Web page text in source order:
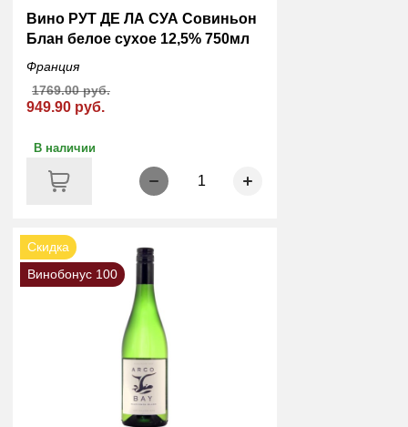
Вино РУТ ДЕ ЛА СУА Совиньон
Блан белое сухое 12,5% 750мл
Франция
949.90 руб.
1769.00 руб.
В наличии
1
Скидка
Винобонус 100